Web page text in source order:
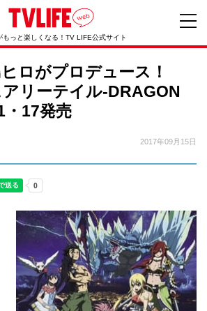
もっと楽しくなる！TV LIFE公式サイト
ロがプロデュース！
アリーテイル‐DRAGON
・17発売
2017年09月15日